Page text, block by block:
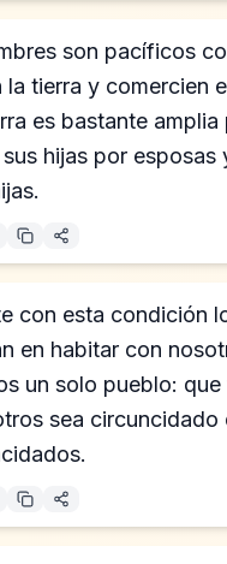
son pacíficos
la tierra y comercien
es bastante amplia
hijas por esposas
con esta condición
en habitar con
un solo pueblo:
sea circuncidado